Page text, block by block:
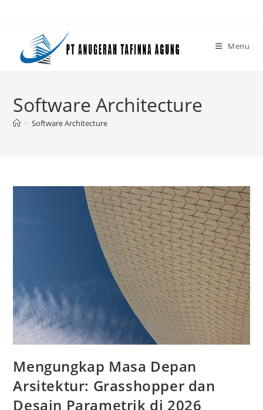
Menu
Software Architecture
> Software Architecture
Mengungkap Masa Depan
Arsitektur: Grasshopper dan
Desain Parametrik di 2026